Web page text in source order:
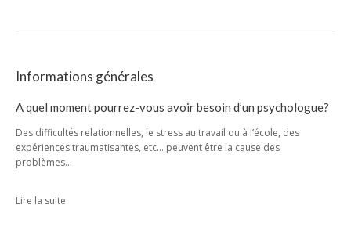
Informations générales
A quel moment pourrez-vous avoir besoin d’un psychologue?
Des difficultés relationnelles, le stress au travail ou à l’école, des
expériences traumatisantes, etc… peuvent être la cause des
problèmes…
Lire la suite